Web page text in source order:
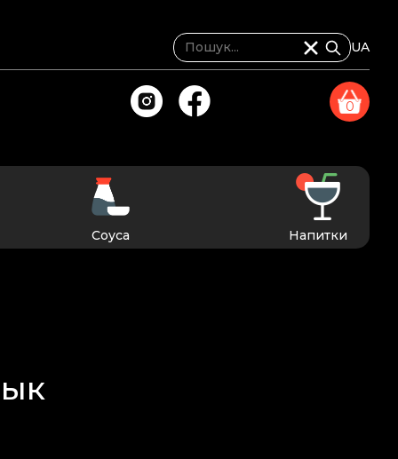
UA
0
Соуса Напитки